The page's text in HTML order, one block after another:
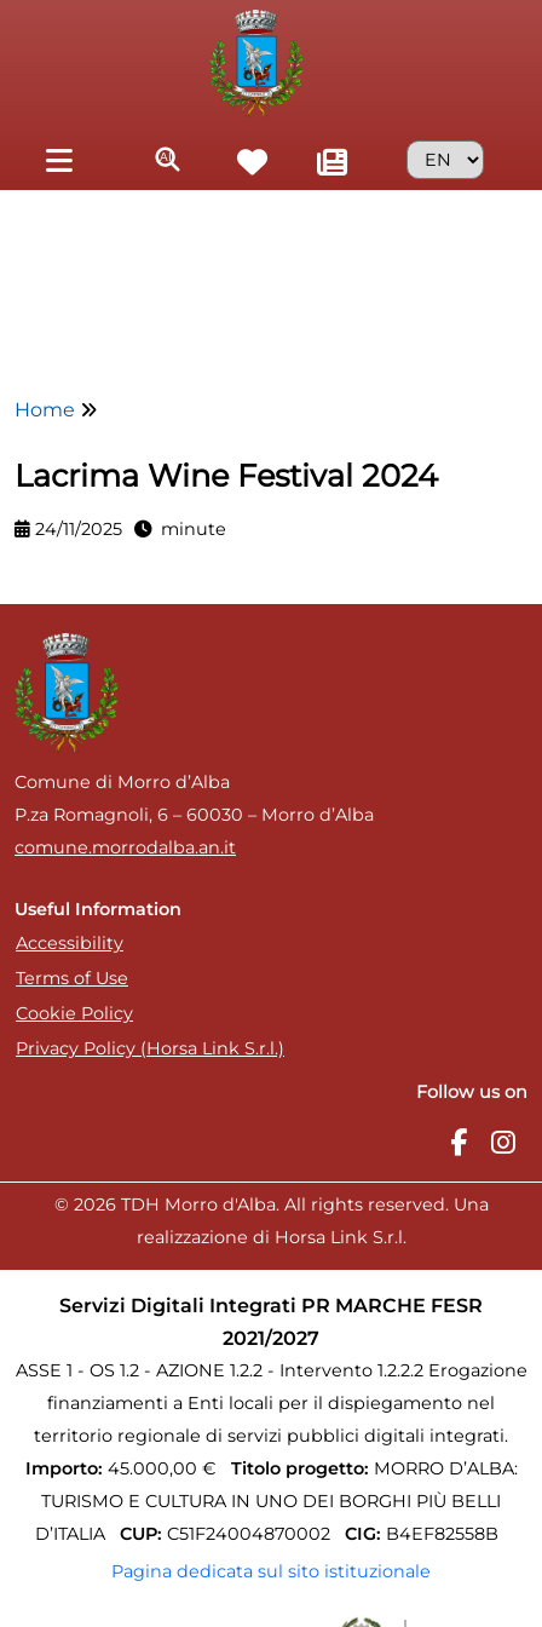
Home
Lacrima Wine Festival 2024
24/11/2025 minute
Comune di Morro d’Alba
P.za Romagnoli, 6 – 60030 – Morro d’Alba
comune.morrodalba.an.it
Useful Information
Accessibility
Terms of Use
Cookie Policy
Privacy Policy (Horsa Link S.r.l.)
Follow us on
© 2026 TDH Morro d'Alba. All rights reserved. Una
realizzazione di Horsa Link S.r.l.
Servizi Digitali Integrati PR MARCHE FESR
2021/2027
ASSE 1 - OS 1.2 - AZIONE 1.2.2 - Intervento 1.2.2.2 Erogazione
finanziamenti a Enti locali per il dispiegamento nel
territorio regionale di servizi pubblici digitali integrati.
Importo: 45.000,00 € Titolo progetto: MORRO D’ALBA:
TURISMO E CULTURA IN UNO DEI BORGHI PIÙ BELLI
D’ITALIA
CUP: C51F24004870002 CIG: B4EF82558B
Pagina dedicata sul sito istituzionale